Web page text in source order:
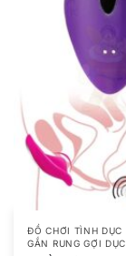
ĐỒ CHƠI TÌNH
GẮN RUNG GỢI DỤC